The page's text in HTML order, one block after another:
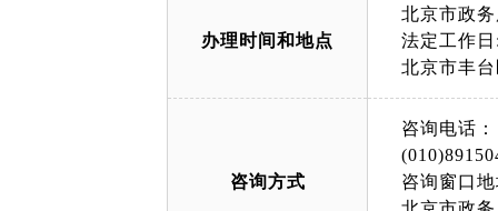
办理时间和地点
北京市政
法定工作
北京市丰
咨询方式
咨询电话：
咨询窗口